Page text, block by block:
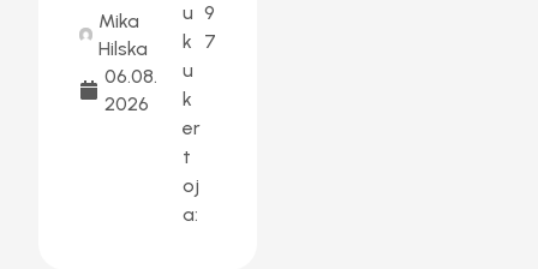
Mika
Hilska
06.08.
2026
u
k
u
k
er
t
oj
a:
9
7